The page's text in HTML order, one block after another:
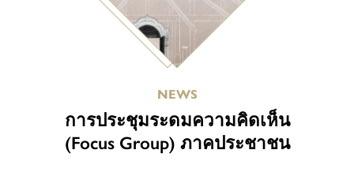
NEWS
การประชุมระดมความคิดเห็น
(Focus Group) ภาคประชาชน